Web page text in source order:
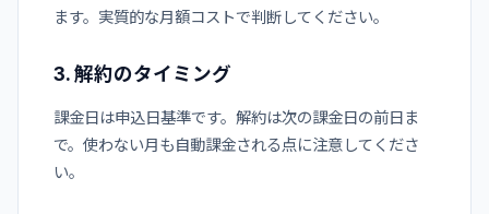
ます。実質的な月額コストで判断してください。
3. 解約のタイミング
課金日は申込日基準です。解約は次の課金日の前日ま
で。使わない月も自動課金される点に注意してくださ
い。